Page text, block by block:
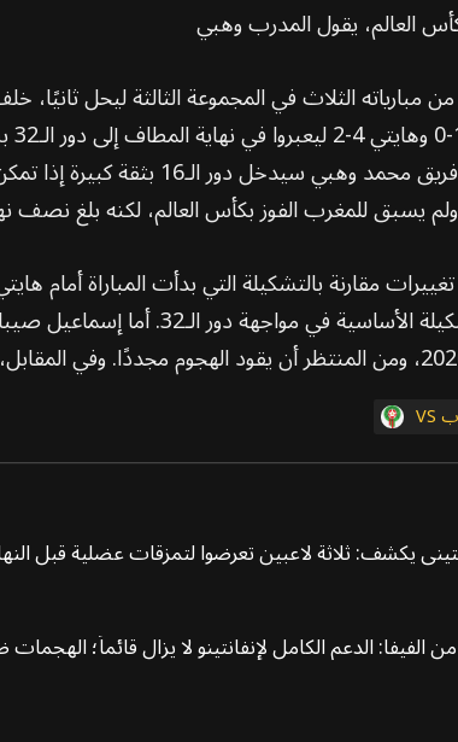
الذهاب بعيدًا هذا الصيف.
بكأس العالم، لكنه بلغ نصف نهائي نسخة 2022، وهو أفضل إنجاز له
مقارنة بالتشكيلة التي بدأت المباراة أمام
بوعدي وعز الدين أوناحي إلى
VS
يكشف: ثلاثة لاعبين تعرضوا لتمزقات عضلية قبل
الفيفا: الدعم الكامل لإنفانتينو لا يزال قائماً؛